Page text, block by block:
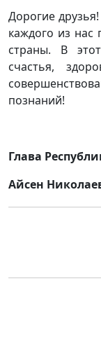
Дорогие
каждого из
страны. В
счастья,
познаний!
Глава
Айсен